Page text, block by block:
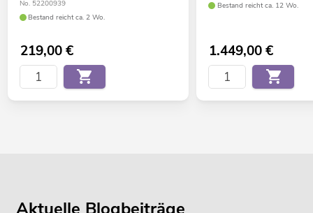
No. 52200939
Bestand reicht ca. 2 Wo.
219,00€
Bestand reicht ca. 12 Wo.
1.449,00€